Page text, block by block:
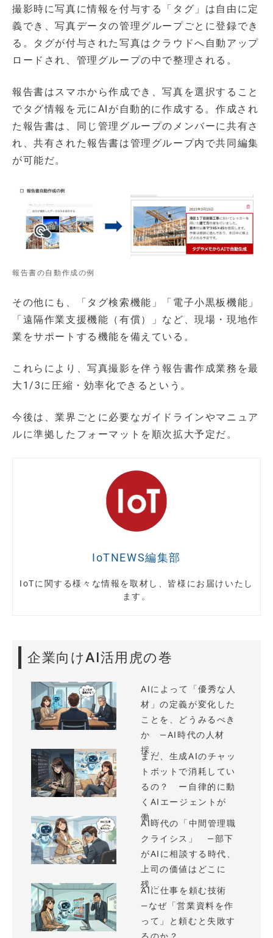
撮影時に写真に情報を付与する「タグ」は自由に定
義でき、写真データの管理グループごとに登録でき
る。タグが付与された写真はクラウドへ自動アップ
ロードされ、管理グループの中で整理される。
報告書はスマホから作成でき、写真を選択すること
でタグ情報を元にAIが自動的に作成する。作成され
た報告書は、同じ管理グループのメンバーに共有さ
れ、共有された報告書は管理グループ内で共同編集
が可能だ。
報告書の自動作成の例
その他にも、「タグ検索機能」「電子小黒板機能」
「遠隔作業支援機能（有償）」など、現場・現地作
業をサポートする機能を備えている。
これらにより、写真撮影を伴う報告書作成業務を最
大1/3に圧縮・効率化できるという。
今後は、業界ごとに必要なガイドラインやマニュア
ルに準拠したフォーマットを順次拡大予定だ。
IoTNEWS編集部
IoTに関する様々な情報を取材し、皆様にお届けいたし
ます。
企業向けAI活用虎の巻
AIによって「優秀な人
材」の定義が変化した
ことを、どうみるべき
か —AI時代の人材
採...
まだ、生成AIのチャッ
トボットで消耗してい
るの？ ー自律的に動
くAIエージェントが
働...
AI時代の「中間管理職
クライシス」 —部下
がAIに相談する時代、
上司の価値はどこに
残...
AIに仕事を頼む技術
—なぜ「営業資料を作
って」と頼むと失敗す